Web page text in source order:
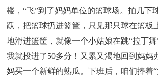
楼，“飞”到了妈妈单位的篮球场。拍几下
跃，把篮球扔进篮筐，只见那只球在篮板
地滑进篮筐，就像一个小姑娘在跳“拉丁舞
我就投进了50多分！又累又渴地回到妈妈
妈买一个新鲜的熟瓜。下班后，咱们捧着